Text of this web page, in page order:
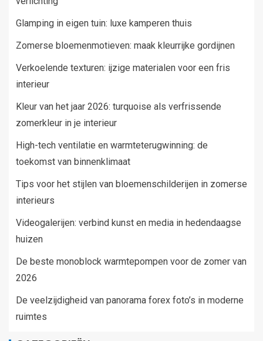
Glamping in eigen tuin: luxe kamperen thuis
Zomerse bloemenmotieven: maak kleurrijke gordijnen
Verkoelende texturen: ijzige materialen voor een fris
interieur
Kleur van het jaar 2026: turquoise als verfrissende
zomerkleur in je interieur
High-tech ventilatie en warmteterugwinning: de
toekomst van binnenklimaat
Tips voor het stijlen van bloemenschilderijen in zomerse
interieurs
Videogalerijen: verbind kunst en media in hedendaagse
huizen
De beste monoblock warmtepompen voor de zomer van
2026
De veelzijdigheid van panorama forex foto’s in moderne
ruimtes